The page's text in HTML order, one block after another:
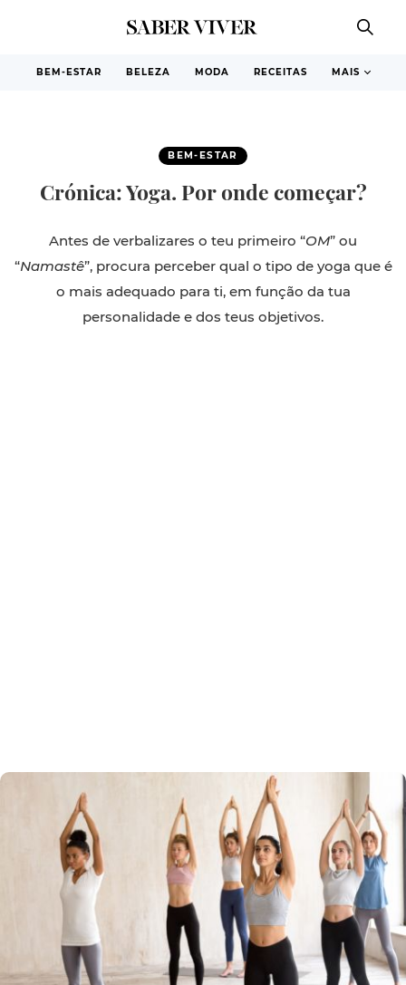
BEM-ESTAR BELEZA MODA RECEITAS MAIS
BEM-ESTAR
Crónica: Yoga. Por onde começar?
Antes de verbalizares o teu primeiro “OM” ou
“Namastê”, procura perceber qual o tipo de yoga que é
o mais adequado para ti, em função da tua
personalidade e dos teus objetivos.